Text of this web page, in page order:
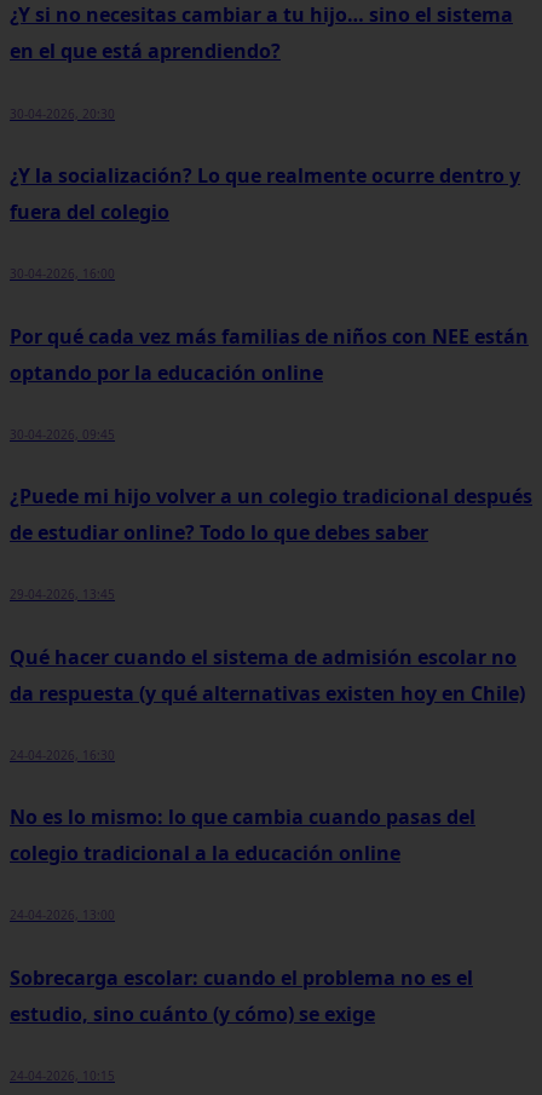
¿Y si no necesitas cambiar a tu hijo… sino el sistema
en el que está aprendiendo?
30-04-2026, 20:30
¿Y la socialización? Lo que realmente ocurre dentro y
fuera del colegio
30-04-2026, 16:00
Por qué cada vez más familias de niños con NEE están
optando por la educación online
30-04-2026, 09:45
¿Puede mi hijo volver a un colegio tradicional después
de estudiar online? Todo lo que debes saber
29-04-2026, 13:45
Qué hacer cuando el sistema de admisión escolar no
da respuesta (y qué alternativas existen hoy en Chile)
24-04-2026, 16:30
No es lo mismo: lo que cambia cuando pasas del
colegio tradicional a la educación online
24-04-2026, 13:00
Sobrecarga escolar: cuando el problema no es el
estudio, sino cuánto (y cómo) se exige
24-04-2026, 10:15